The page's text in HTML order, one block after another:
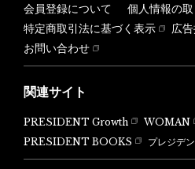
会員登録について
個人情報の
特定商取引法に基づく表示
広
お問い合わせ
関連サイト
PRESIDENT Growth WOMAN
PRESIDENT BOOKS
プレジデ